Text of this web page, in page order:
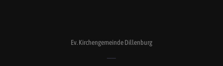
Ev. Kirchengemeinde Dillenburg